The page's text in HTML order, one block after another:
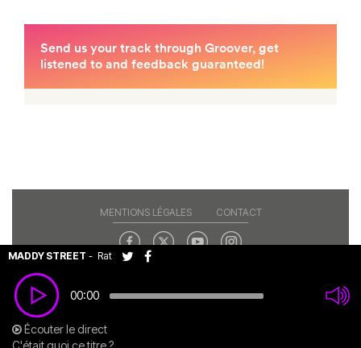
00:00
MADDY STREET - Rat
Écouter le direct
C'était quoi ce titre ?
MENTIONS LÉGALES CONTACT